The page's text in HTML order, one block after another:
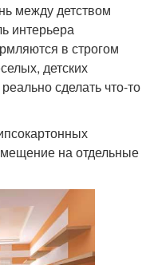
между детством
интерьера
в строгом
детских
сделать что-то
на отдельные